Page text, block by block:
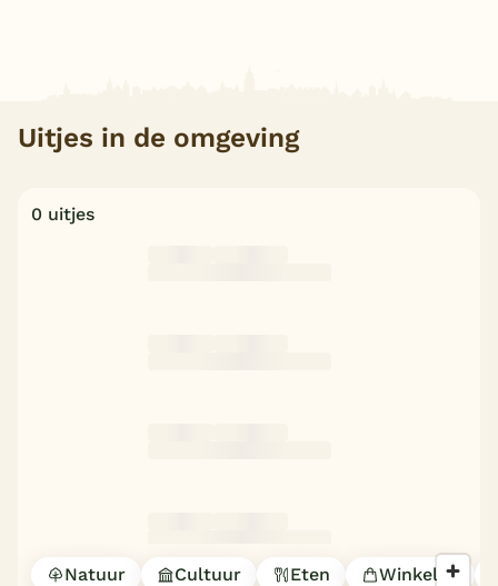
Uitjes in de omgeving
0 uitjes
Natuur Cultuur Eten Winkelen